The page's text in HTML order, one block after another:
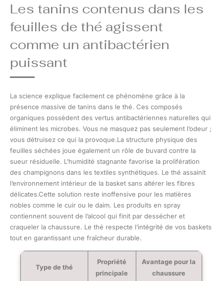
Les tanins contenus dans les
feuilles de thé agissent
comme un antibactérien
puissant
La science explique facilement ce phénomène grâce à la
présence massive de tanins dans le thé. Ces composés
organiques possèdent des vertus antibactériennes naturelles qui
éliminent les microbes. Vous ne masquez pas seulement l’odeur ;
vous détruisez ce qui la provoque.La structure physique des
feuilles séchées joue également un rôle de buvard contre la
sueur résiduelle. L’humidité stagnante favorise la prolifération
des champignons dans les textiles synthétiques. Le thé assainit
l’environnement intérieur de la basket sans altérer les fibres
délicates.Cette solution reste inoffensive pour les matières
nobles comme le cuir ou le daim. Les produits en spray
contiennent souvent de l’alcool qui finit par dessécher et
craqueler la chaussure. Le thé respecte l’intégrité de vos baskets
tout en garantissant une fraîcheur durable.
Type de thé
Propriété
principale
Avantage pour la
chaussure